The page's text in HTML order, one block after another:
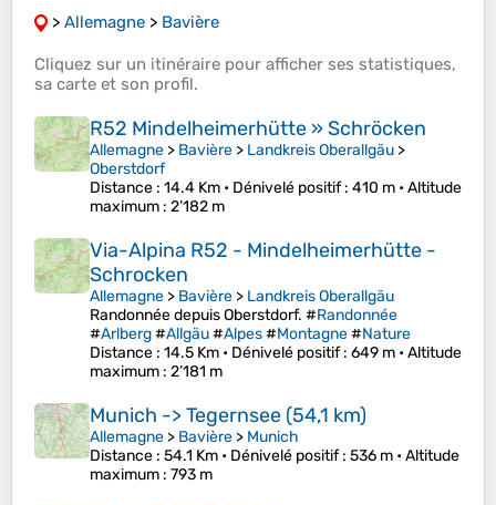
> Allemagne > Bavière
Cliquez sur un itinéraire pour afficher ses statistiques,
sa carte et son profil.
R52 Mindelheimerhütte » Schröcken
Allemagne > Bavière > Landkreis Oberallgäu >
Oberstdorf
Distance : 14.4 Km • Dénivelé positif: 410 m •Altitude
maximum : 2’182 m
Via-Alpina R52 - Mindelheimerhütte -
Schrocken
Allemagne > Bavière > Landkreis Oberallgäu
Randonnée depuis Oberstdorf. #Randonnée
#Arlberg#Allgäu#Alpes#Montagne#Nature
Distance : 14.5 Km • Dénivelé positif: 649 m •Altitude
maximum : 2’181 m
Munich -> Tegernsee (54,1 km)
Allemagne > Bavière > Munich
Distance : 54.1 Km • Dénivelé positif: 536 m •Altitude
maximum : 793 m